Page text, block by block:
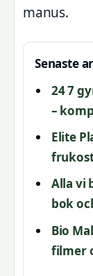
manus.
Senaste
24 7
–
Elite
Alla vi
bok
Bio
filmer